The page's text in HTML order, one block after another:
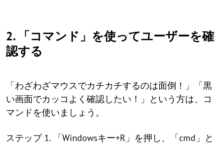
2. 「コマンド」を使ってユーザーを確
認する
「わざわざマウスでカチカチするのは面倒！」「黒
い画面でカッコよく確認したい！」という方は、コ
マンドを使いましょう。
ステップ 1. 「Windowsキー+R」を押し、「cmd」と